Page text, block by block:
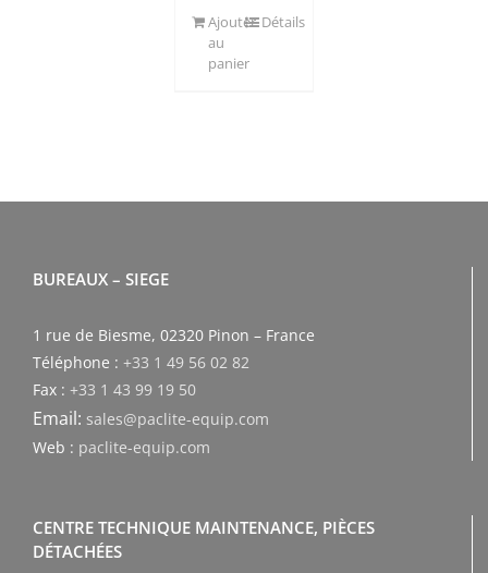
Ajouter
au
panier
Détails
BUREAUX – SIEGE
1 rue de Biesme, 02320 Pinon – France
Téléphone : +33 1 49 56 02 82
Fax : +33 1 43 99 19 50
Email: sales@paclite-equip.com
Web : paclite-equip.com
CENTRE TECHNIQUE MAINTENANCE, PIÈCES
DÉTACHÉES